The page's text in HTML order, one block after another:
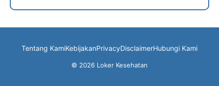
Tentang KamiKebijakanPrivacyDisclaimerHubungi Kami
© 2026 Loker Kesehatan